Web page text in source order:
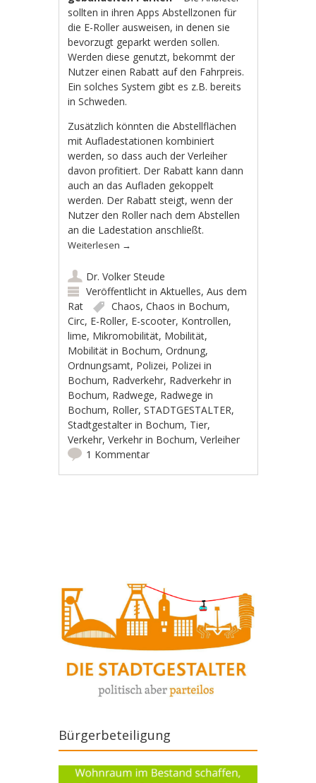
sollten in ihren Apps Abstellzonen für
die E-Roller ausweisen, in denen sie
bevorzugt geparkt werden sollen.
Werden diese genutzt, bekommt der
Nutzer einen Rabatt auf den Fahrpreis.
Ein solches System gibt es z.B. bereits
in Schweden.
Zusätzlich könnten die Abstellflächen
mit Aufladestationen kombiniert
werden, so dass auch der Verleiher
davon profitiert. Der Rabatt kann dann
auch an das Aufladen gekoppelt
werden. Der Rabatt steigt, wenn der
Nutzer den Roller nach dem Abstellen
an die Ladestation anschließt.
Weiterlesen →
Dr. Volker Steude
Veröffentlicht inAktuelles,Aus dem
Rat
Chaos,Chaos in Bochum,
Circ, E-Roller, E-scooter, Kontrollen,
lime, Mikromobilität, Mobilität,
Mobilität in Bochum,Ordnung,
Ordnungsamt, Polizei, Polizei in
Bochum, Radverkehr, Radverkehr in
Bochum, Radwege, Radwege in
Bochum, Roller,STADTGESTALTER,
Stadtgestalter in Bochum, Tier,
Verkehr,Verkehr in Bochum,Verleiher
1 Kommentar
Bürgerbeteiligung